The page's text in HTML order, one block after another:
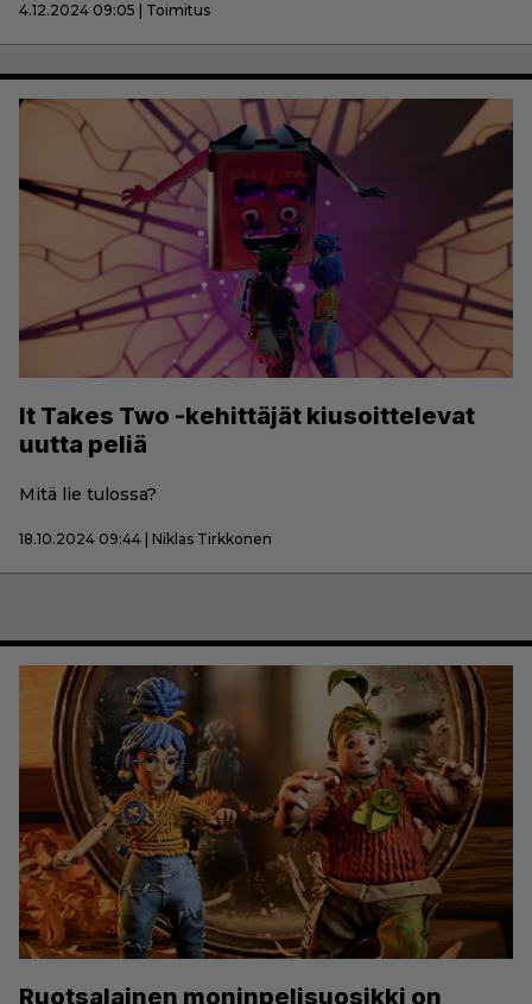
4.12.2024 09:05 | Toimitus
It Takes Two -kehittäjät kiusoittelevat
uutta peliä
Mitä lie tulossa?
18.10.2024 09:44 | Niklas Tirkkonen
Ruotsalainen moninpelisuosikki on